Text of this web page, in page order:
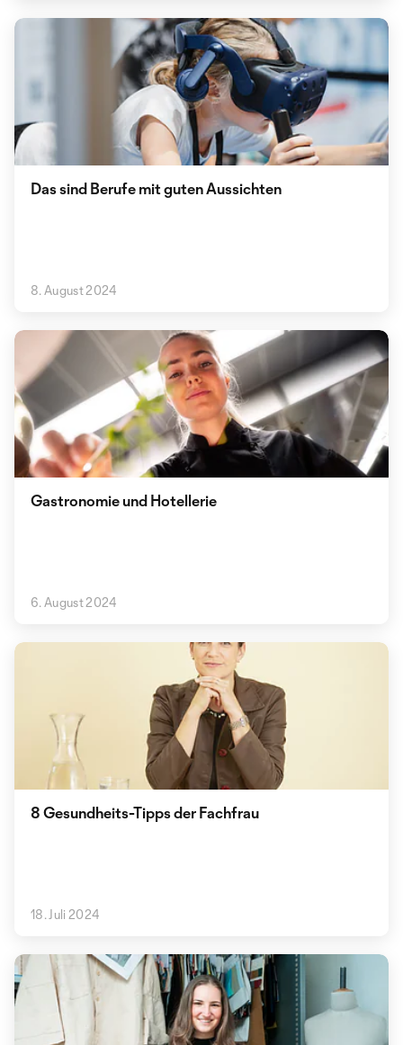
Das sind Berufe mit guten Aussichten
8. August 2024
Gastronomie und Hotellerie
6. August 2024
8 Gesundheits-Tipps der Fachfrau
18. Juli 2024